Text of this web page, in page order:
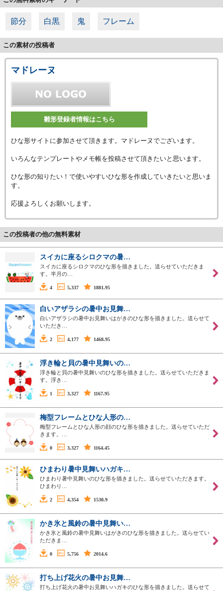
節分 白黒 鬼 フレーム
この素材の投稿者
マドレーヌ
雛形登録者情報はこちら
ひな形サイトに参加させて頂きます。マドレーヌでございます。
いろんなテンプレートやメモ帳を投稿させて頂きたいと思います。
ひな形の知りたい！で使いやすいひな形を作成していきたいと思いま
す。
応援よろしくお願いします。
この投稿者の他の無料素材
スイカに座るシロクマの暑…
スイカに座るシロクマのひな形を描きました。送らせていただきま
す。半月の…
4 5,337 1881.95
白いアザラシの暑中お見舞…
白いアザラシの暑中お見舞いはがきのひな形を描きました。送らせて
いただき…
2 4,177 1468.95
浮き輪と貝の暑中見舞いの…
浮き輪と貝の暑中見舞いのひな形を描きました。送らせていただきま
す。浮き…
1 3,327 1167.95
梅型フレームとひな人形の…
梅型フレームとひな人形の顔のひな形を描きました。送らせていただ
きます。…
0 3,327 1164.45
ひまわり暑中見舞いハガキ…
ひまわり暑中見舞いのひな形を描きました。送らせていただきます。
ひまわり…
2 4,354 1530.9
かき氷と風鈴の暑中見舞い…
かき氷と風鈴の暑中見舞いはがきのひな形を描きました。送らせてい
ただきま…
0 5,756 2014.6
打ち上げ花火の暑中お見舞…
打ち上げ花火の暑中お見舞いハガキのひな形を描きました。送らせて